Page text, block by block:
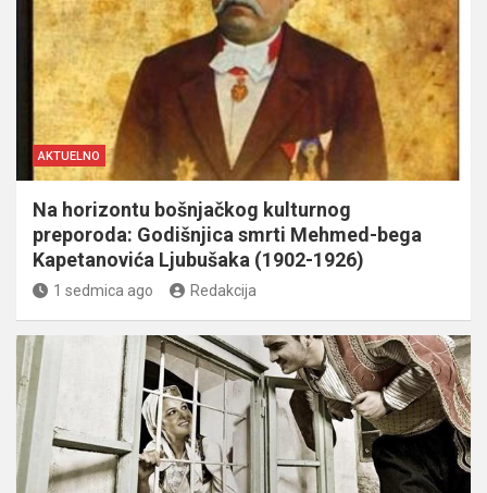
AKTUELNO
Na horizontu bošnjačkog kulturnog
preporoda: Godišnjica smrti Mehmed-bega
Kapetanovića Ljubušaka (1902-1926)
1 sedmica ago Redakcija